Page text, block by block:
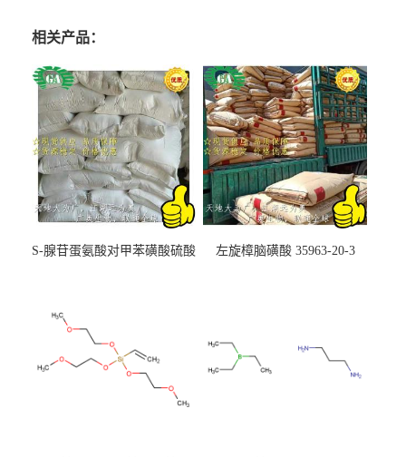
相关产品：
S-腺苷蛋氨酸对甲苯磺酸硫酸
左旋樟脑磺酸 35963-20-3